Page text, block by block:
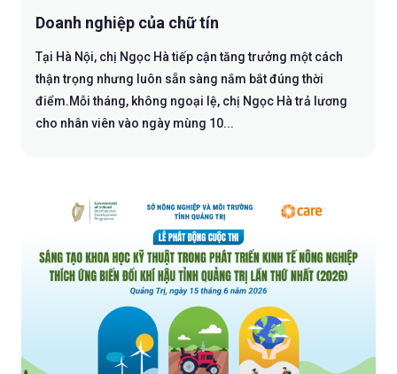
Doanh nghiệp của chữ tín
Tại Hà Nội, chị Ngọc Hà tiếp cận tăng trưởng một cách
thận trọng nhưng luôn sẵn sàng nắm bắt đúng thời
điểm.Mỗi tháng, không ngoại lệ, chị Ngọc Hà trả lương
cho nhân viên vào ngày mùng 10...